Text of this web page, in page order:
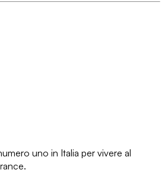
uno in Italia per vivere al